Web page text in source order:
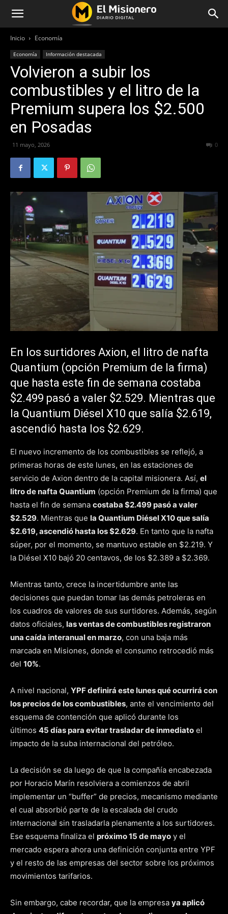
Inicio Economía
Economía Información destacada
Volvieron a subir los
combustibles y el litro de la
Premium supera los $2.500
en Posadas
11 mayo, 2026 0
En los surtidores Axion, el litro de nafta
Quantium (opción Premium de la firma)
que hasta este fin de semana costaba
$2.499 pasó a valer $2.529. Mientras que
la Quantium Diésel X10 que salía $2.619,
ascendió hasta los $2.629.
El nuevo incremento de los combustibles se reflejó, a
primeras horas de este lunes, en las estaciones de
servicio de Axion dentro de la capital misionera. Así, el
litro de nafta Quantium (opción Premium de la firma) que
hasta el fin de semana costaba $2.499 pasó a valer
$2.529. Mientras que la Quantium Diésel X10 que salía
$2.619, ascendió hasta los $2.629. En tanto que la nafta
súper, por el momento, se mantuvo estable en $2.219. Y
la Diésel X10 bajó 20 centavos, de los $2.389 a $2.369.
Mientras tanto, crece la incertidumbre ante las
decisiones que puedan tomar las demás petroleras en
los cuadros de valores de sus surtidores. Además, según
datos oficiales, las ventas de combustibles registraron
una caída interanual en marzo, con una baja más
marcada en Misiones, donde el consumo retrocedió más
del 10%.
A nivel nacional, YPF definirá este lunes qué ocurrirá con
los precios de los combustibles, ante el vencimiento del
esquema de contención que aplicó durante los
últimos 45 días para evitar trasladar de inmediato el
impacto de la suba internacional del petróleo.
La decisión se da luego de que la compañía encabezada
por Horacio Marín resolviera a comienzos de abril
implementar un “buffer” de precios, mecanismo mediante
el cual absorbió parte de la escalada del crudo
internacional sin trasladarla plenamente a los surtidores.
Ese esquema finaliza el próximo 15 de mayo y el
mercado espera ahora una definición conjunta entre YPF
y el resto de las empresas del sector sobre los próximos
movimientos tarifarios.
Sin embargo, cabe recordar, que la empresa ya aplicó